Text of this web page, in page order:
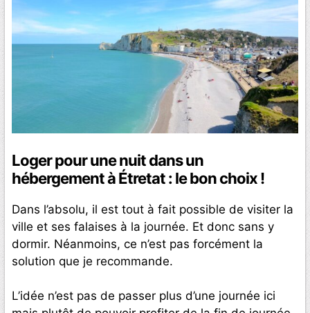
Loger pour une nuit dans un
hébergement à Étretat : le bon choix !
Dans l’absolu, il est tout à fait possible de visiter la
ville et ses falaises à la journée. Et donc sans y
dormir. Néanmoins, ce n’est pas forcément la
solution que je recommande.
L’idée n’est pas de passer plus d’une journée ici